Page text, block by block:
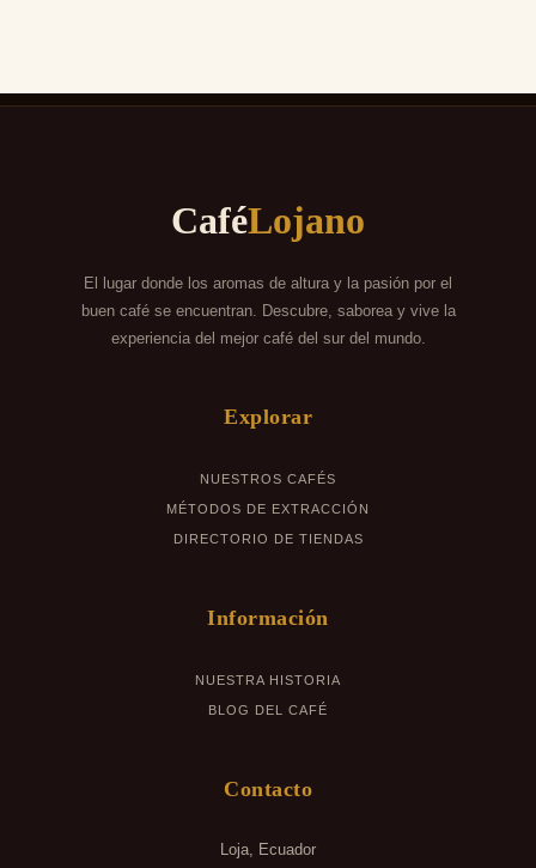
CaféLojano
El lugar donde los aromas de altura y la pasión por el
buen café se encuentran. Descubre, saborea y vive la
experiencia del mejor café del sur del mundo.
Explorar
NUESTROS CAFÉS
MÉTODOS DE EXTRACCIÓN
DIRECTORIO DE TIENDAS
Información
NUESTRA HISTORIA
BLOG DEL CAFÉ
Contacto
Loja, Ecuador